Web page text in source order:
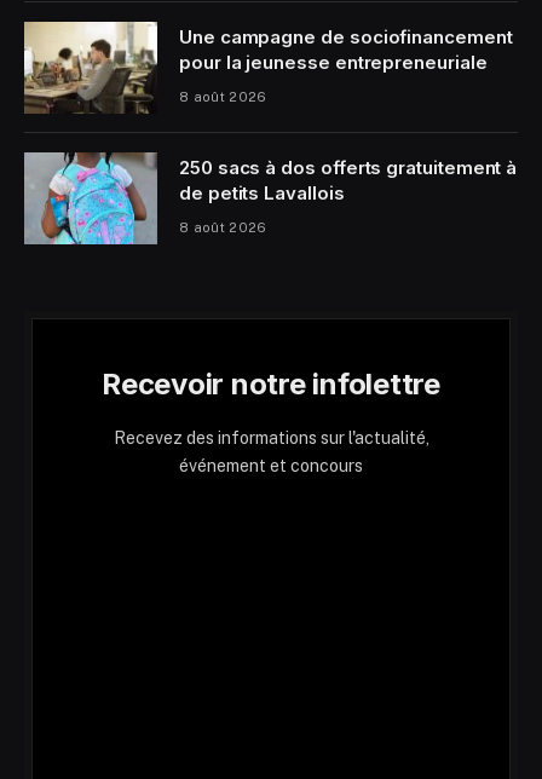
Une campagne de sociofinancement
pour la jeunesse entrepreneuriale
8 août 2026
250 sacs à dos offerts gratuitement à
de petits Lavallois
8 août 2026
Recevoir notre infolettre
Recevez des informations sur l'actualité,
événement et concours